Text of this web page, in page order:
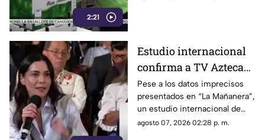
2:21
Estudio internacional
confirma a TV Azteca
como el medio líder en
credibilidad y alcance
Pese a los datos imprecisos
presentados en “La Mañanera”,
un estudio internacional de
Reuters confirma que TV
agosto 07, 2026 02:28 p. m.